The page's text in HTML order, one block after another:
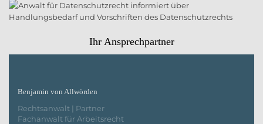
Ihr Ansprechpartner
Benjamin von Allwörden
Rechtsanwalt | Partner
Fachanwalt für Arbeitsrecht